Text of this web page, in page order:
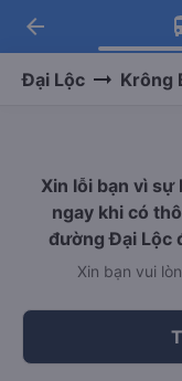
Tải
Tải
-30k/
arrow_back
Đại Lộc Krông
Xin lỗi bạn vì sự
ngay khi có
đường Đại Lộc
Xin bạn vui